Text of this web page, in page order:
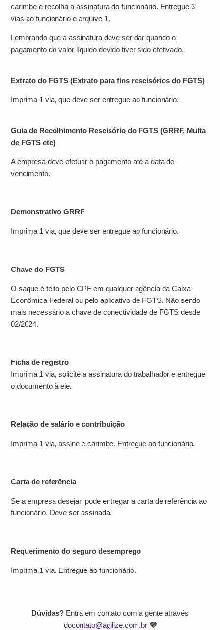
carimbe e recolha a assinatura do funcionário. Entregue 3
vias ao funcionário e arquive 1.
Lembrando que a assinatura deve ser dar quando o
pagamento do valor líquido devido tiver sido efetivado.
Extrato do FGTS (Extrato para fins rescisórios do FGTS)
Imprima 1 via, que deve ser entregue ao funcionário.
Guia de Recolhimento Rescisório do FGTS (GRRF, Multa
de FGTS etc)
A empresa deve efetuar o pagamento até a data de
vencimento.
Demonstrativo GRRF
Imprima 1 via, que deve ser entregue ao funcionário.
Chave do FGTS
O saque é feito pelo CPF em qualquer agência da Caixa
Econômica Federal ou pelo aplicativo de FGTS. Não sendo
mais necessário a chave de conectividade de FGTS desde
02/2024.
Ficha de registro
Imprima 1 via, solicite a assinatura do trabalhador e entregue
o documento à ele.
Relação de salário e contribuição
Imprima 1 via, assine e carimbe. Entregue ao funcionário.
Carta de referência
Se a empresa desejar, pode entregar a carta de referência ao
funcionário. Deve ser assinada.
Requerimento do seguro desemprego
Imprima 1 via. Entregue ao funcionário.
Dúvidas? Entra em contato com a gente através
docontato@agilize.com.br 💜